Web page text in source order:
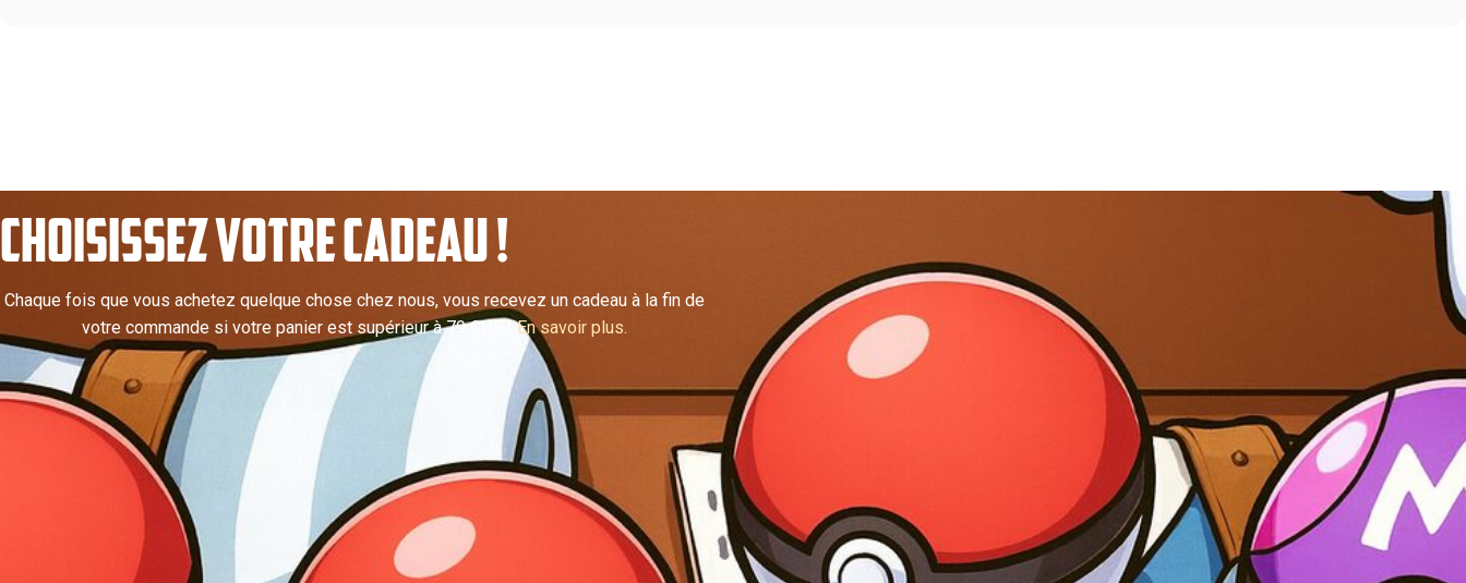
CHOISISSEZ VOTRE CADEAU !
Chaque fois que vous achetez quelque chose chez nous, vous recevez un cadeau à la fin de
votre commande si votre panier est supérieur à 79 CHF !En savoir plus.